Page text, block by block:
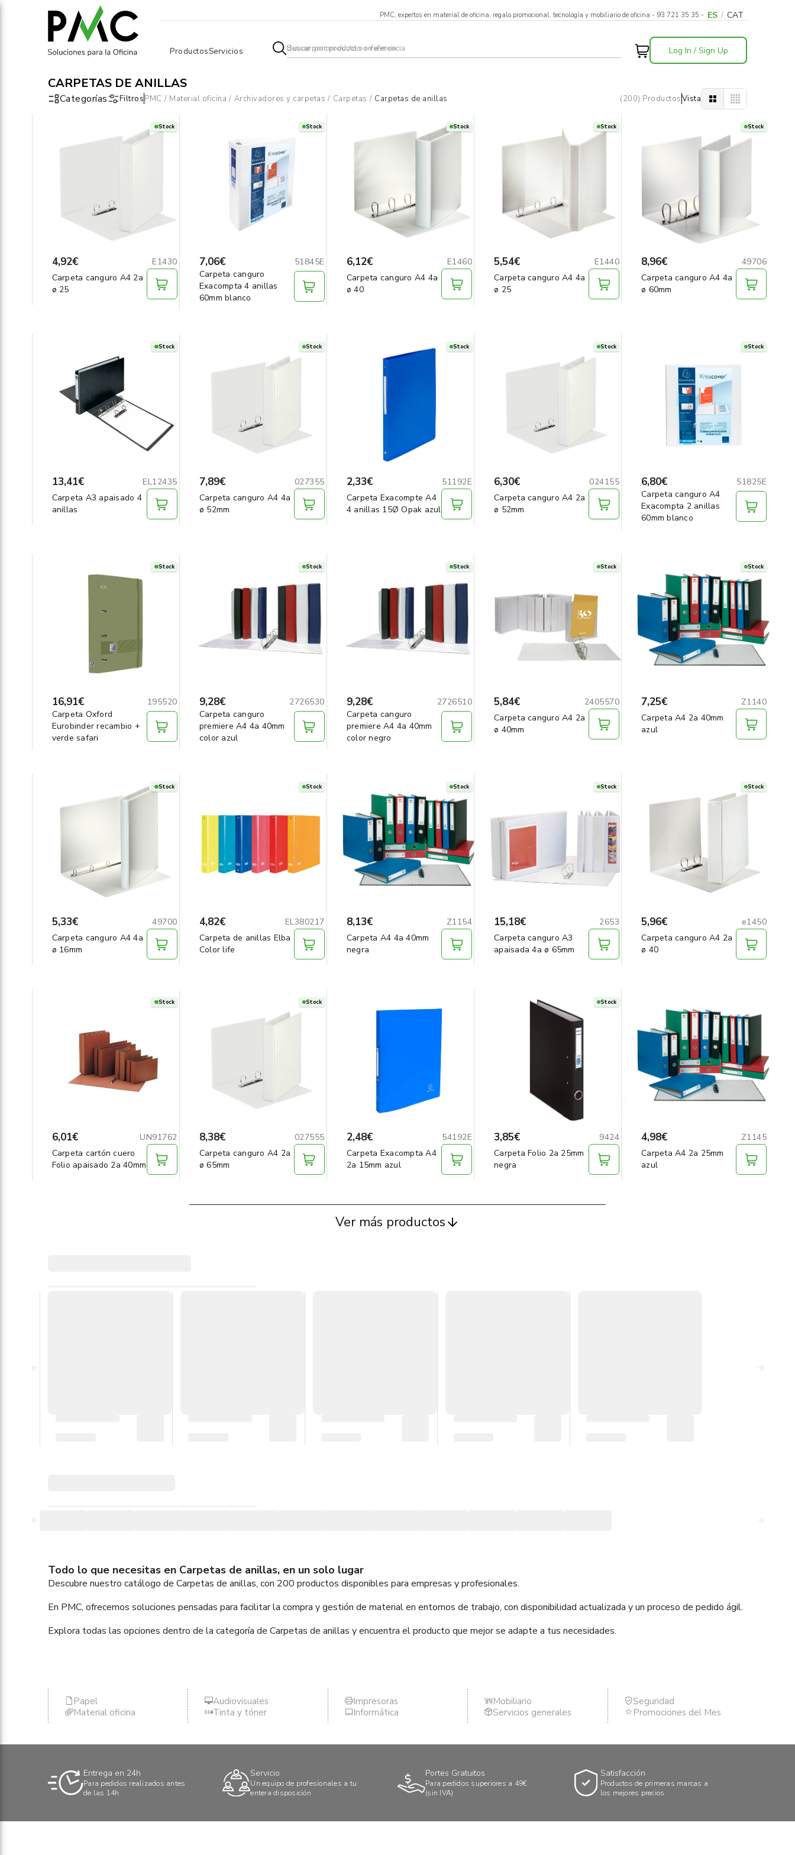
PMC, expertos en material de oficina, regalo promocional, tecnología y mobiliario de oficina - 93 721 35 35 - ES / CAT
ProductosServicios Log In / Sign Up
CARPETAS DE ANILLAS
Categorías FiltrosPMC / Material oficina / Archivadores y carpetas / Carpetas / Carpetas de anillas (200) ProductosVista
Stock
4,92€
E1430
Carpeta canguro A4 2a
ø 25
Stock
7,06€
51845E
Carpeta canguro
Exacompta 4 anillas
60mm blanco
Stock
6,12€
E1460
Carpeta canguro A4 4a
ø 40
Stock
5,54€
E1440
Carpeta canguro A4 4a
ø 25
Stock
8,96€
49706
Carpeta canguro A4 4a
ø 60mm
Stock
13,41€
EL12435
Carpeta A3 apaisado 4
anillas
Stock
7,89€
027355
Carpeta canguro A4 4a
ø 52mm
Stock
2,33€
51192E
Carpeta Exacompte A4
4 anillas 15Ø Opak azul
Stock
6,30€
024155
Carpeta canguro A4 2a
ø 52mm
Stock
6,80€
51825E
Carpeta canguro A4
Exacompta 2 anillas
60mm blanco
Stock
16,91€
195520
Carpeta Oxford
Eurobinder recambio +
verde safari
Stock
9,28€
2726530
Carpeta canguro
premiere A4 4a 40mm
color azul
Stock
9,28€
2726510
Carpeta canguro
premiere A4 4a 40mm
color negro
Stock
5,84€
2405570
Carpeta canguro A4 2a
ø 40mm
Stock
7,25€
Z1140
Carpeta A4 2a 40mm
azul
Stock
5,33€
49700
Carpeta canguro A4 4a
ø 16mm
Stock
4,82€
EL380217
Carpeta de anillas Elba
Color life
Stock
8,13€
Z1154
Carpeta A4 4a 40mm
negra
Stock
15,18€
2653
Carpeta canguro A3
apaisada 4a ø 65mm
Stock
5,96€
e1450
Carpeta canguro A4 2a
ø 40
Stock
6,01€
UN91762
Carpeta cartón cuero
Folio apaisado 2a 40mm
Stock
8,38€
027555
Carpeta canguro A4 2a
ø 65mm
2,48€
54192E
Carpeta Exacompta A4
2a 15mm azul
Stock
3,85€
9424
Carpeta Folio 2a 25mm
negra
4,98€
Z1145
Carpeta A4 2a 25mm
azul
Ver más productos
Todo lo que necesitas en Carpetas de anillas, en un solo lugar
Descubre nuestro catálogo de Carpetas de anillas, con 200 productos disponibles para empresas y profesionales.
En PMC, ofrecemos soluciones pensadas para facilitar la compra y gestión de material en entornos de trabajo, con disponibilidad actualizada y un proceso de pedido ágil.
Explora todas las opciones dentro de la categoría de Carpetas de anillas y encuentra el producto que mejor se adapte a tus necesidades.
Papel
Material oficina
Audiovisuales
Tinta y tóner
Impresoras
Informática
Mobiliario
Servicios generales
Seguridad
Promociones del Mes
Entrega en 24h
Para pedidos realizados antes
de las 14h
Servicio
Un equipo de profesionales a tu
entera disposición
Portes Gratuitos
Para pedidos superiores a 49€
(sin IVA)
Satisfacción
Productos de primeras marcas a
los mejores precios